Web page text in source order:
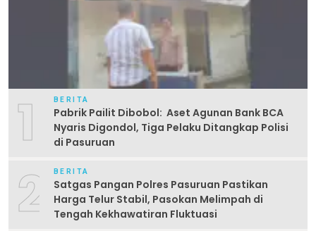
1 BERITA
Pabrik Pailit Dibobol: Aset Agunan Bank BCA
Nyaris Digondol, Tiga Pelaku Ditangkap Polisi
di Pasuruan
2 BERITA
Satgas Pangan Polres Pasuruan Pastikan
Harga Telur Stabil, Pasokan Melimpah di
Tengah Kekhawatiran Fluktuasi